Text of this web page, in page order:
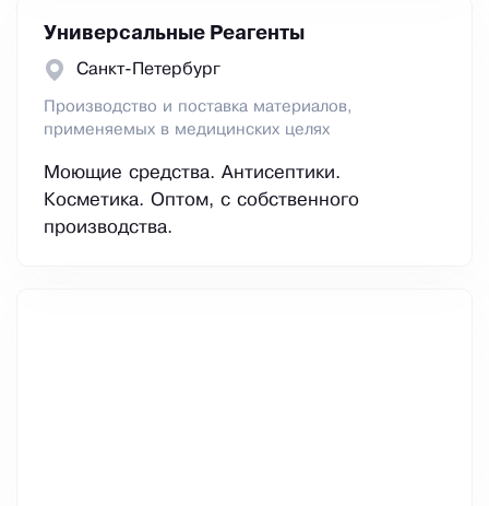
Универсальные Реагенты
Санкт-Петербург
Производство и поставка материалов,
применяемых в медицинских целях
Моющие средства. Антисептики.
Косметика. Оптом, с собственного
производства.